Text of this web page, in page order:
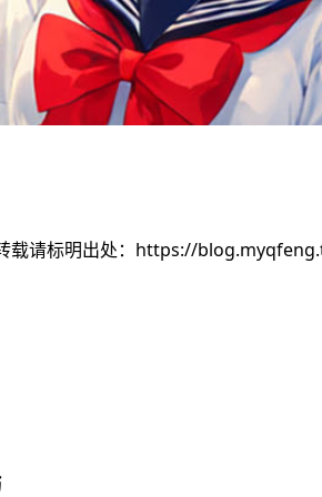
载请标明出处：https://